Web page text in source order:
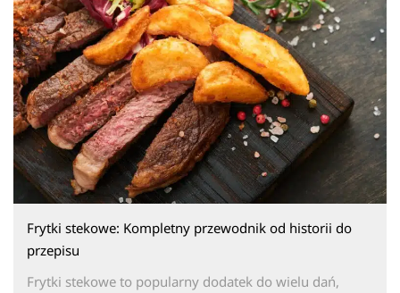
Frytki stekowe: Kompletny przewodnik od historii do
przepisu
Frytki stekowe to popularny dodatek do wielu dań,